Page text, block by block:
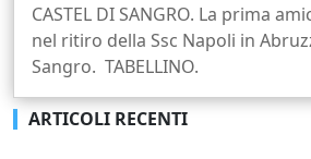
CASTEL DI SANGRO. La prima
nel ritiro della Ssc Napoli in
Sangro. TABELLINO.
ARTICOLI RECENTI